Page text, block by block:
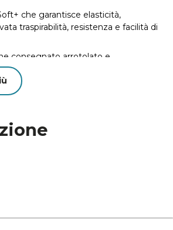
che garantisce elasticità,
traspirabilità, resistenza e facilità di
consegnato arrotolato e
per trasportarlo nel modo più